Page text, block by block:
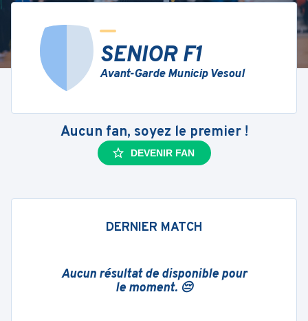
SENIOR F1
Avant-Garde Municip Vesoul
Aucun fan, soyez le premier !
DEVENIR FAN
DERNIER MATCH
Aucun résultat de disponible pour
le moment. 😔